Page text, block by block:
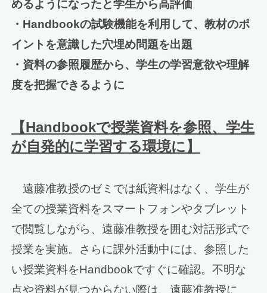
めるようになったと学生から高評価
・Handbookの試験機能を利用して、教材のポ
イントを意識した穴埋め問題を出題
・資料の参照履歴から、学生の学習意欲や理解
度を把握できるように
【Handbookで授業資料を参照、学生
が自発的に学習する環境に】
遠藤准教授のゼミでは紙資料はなく、学生が
全ての授業資料をスマートフォンやタブレット
で閲覧しながら、遠藤准教授を囲む対話形式で
授業を実施。さらに課外活動中には、参照した
い授業資料をHandbookですぐに確認。不明な
点や資料が見つからない際は、遠藤准教授に